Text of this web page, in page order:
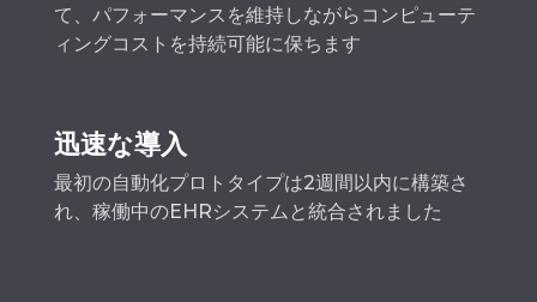
て、パフォーマンスを維持しながらコンピューテ
ィングコストを持続可能に保ちます
迅速な導入
最初の自動化プロトタイプは2週間以内に構築さ
れ、稼働中のEHRシステムと統合されました